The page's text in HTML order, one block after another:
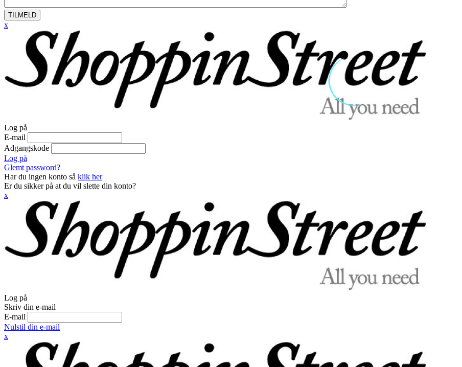
TILMELD
x
Log på
E-mail
Adgangskode
Log på
Glemt password?
Har du ingen konto så klik her
Er du sikker på at du vil slette din konto?
x
Log på
Skriv din e-mail
E-mail
Nulstil din e-mail
x